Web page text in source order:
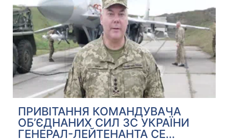
ПРИВІТАННЯ КОМАНДУВАЧА
ОБ’ЄДНАНИХ СИЛ ЗС УКРАЇНИ
ГЕНЕРАЛ-ЛЕЙТЕНАНТА СЕ...